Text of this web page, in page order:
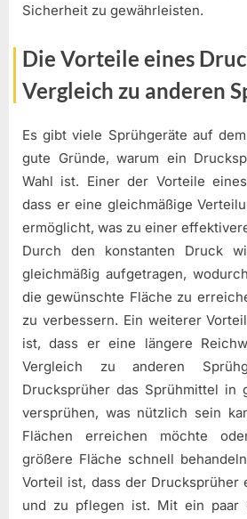
Sicherheit zu gewährleisten.
Die Vorteile eines
Vergleich zu anderen
Es gibt viele Sprühgeräte auf
gute Gründe, warum ein
Wahl ist. Einer der Vorteile
dass er eine gleichmäßige
ermöglicht, was zu einer
Durch den konstanten Druck
gleichmäßig aufgetragen,
die gewünschte Fläche zu
zu verbessern. Ein weiterer
ist, dass er eine längere
Vergleich zu anderen
Drucksprüher das Sprühmittel in
versprühen, was nützlich sein
Flächen erreichen möchte
größere Fläche schnell
Vorteil ist, dass der Drucksprüher
und zu pflegen ist. Mit ein paar